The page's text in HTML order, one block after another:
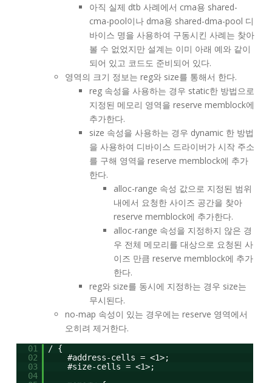
아직 실제 dtb 사례에서 cma용 shared-
cma-pool이나 dma용 shared-dma-pool 디
바이스 명을 사용하여 구동시킨 사례는 찾아
볼 수 없었지만 설계는 이미 아래 예와 같이
되어 있고 코드도 준비되어 있다.
영역의 크기 정보는 reg와 size를 통해서 한다.
reg 속성을 사용하는 경우 static한 방법으로
지정된 메모리 영역을 reserve memblock에
추가한다.
size 속성을 사용하는 경우 dynamic 한 방법
을 사용하여 디바이스 드라이버가 시작 주소
를 구해 영역을 reserve memblock에 추가
한다.
alloc-range 속성 값으로 지정된 범위
내에서 요청한 사이즈 공간을 찾아
reserve memblock에 추가한다.
alloc-range 속성을 지정하지 않은 경
우 전체 메모리를 대상으로 요청된 사
이즈 만큼 reserve memblock에 추가
한다.
reg와 size를 동시에 지정하는 경우 size는
무시된다.
no-map 속성이 있는 경우에는 reserve 영역에서
오히려 제거한다.
01
/ {
02
#address-cells = <1>;
03
#size-cells = <1>;
04